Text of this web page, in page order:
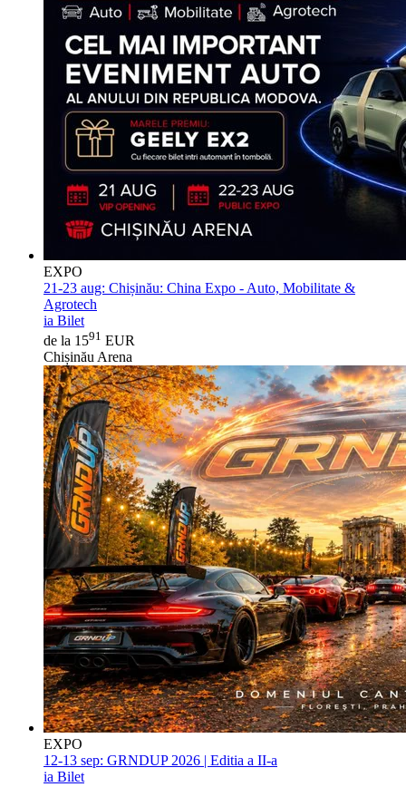
EXPO
21-23 aug: Chișinău: China Expo - Auto, Mobilitate &
Agrotech
ia Bilet
de la 1591 EUR
Chișinău Arena
EXPO
12-13 sep: GRNDUP 2026 | Editia a II-a
ia Bilet